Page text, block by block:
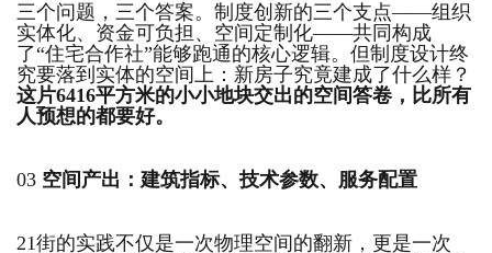
三个问题，三个答案。制度创新的三个支点——组织
实体化、资金可负担、空间定制化——共同构成
了“住宅合作社”能够跑通的核心逻辑。但制度设计终
究要落到实体的空间上：新房子究竟建成了什么样？
这片6416平方米的小小地块交出的空间答卷，比所有
人预想的都要好。
03 空间产出：建筑指标、技术参数、服务配置
21街的实践不仅是一次物理空间的翻新，更是一次